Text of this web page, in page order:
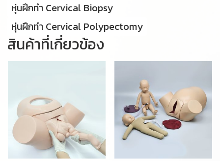
หุ่นฝึกทำ Cervical Biopsy
หุ่นฝึกทำ Cervical Polypectomy
สินค้าที่เกี่ยวข้อง